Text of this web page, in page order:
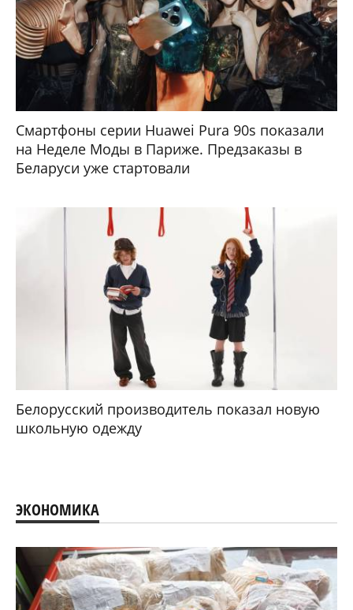
Смартфоны серии Huawei Pura 90s показали
на Неделе Моды в Париже. Предзаказы в
Беларуси уже стартовали
Белорусский производитель показал новую
школьную одежду
ЭКОНОМИКА